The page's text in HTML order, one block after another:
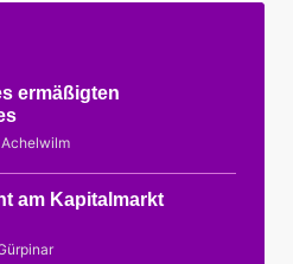
ermäßigten
am Kapitalmarkt